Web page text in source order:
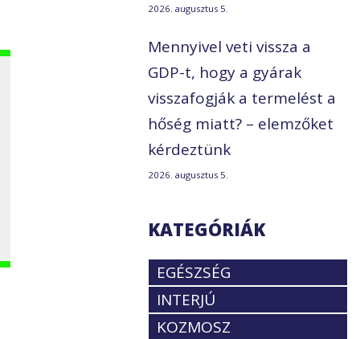
2026. augusztus 5.
Mennyivel veti vissza a
GDP-t, hogy a gyárak
visszafogják a termelést a
hőség miatt? – elemzőket
kérdeztünk
2026. augusztus 5.
KATEGÓRIÁK
EGÉSZSÉG
INTERJÚ
KOZMOSZ